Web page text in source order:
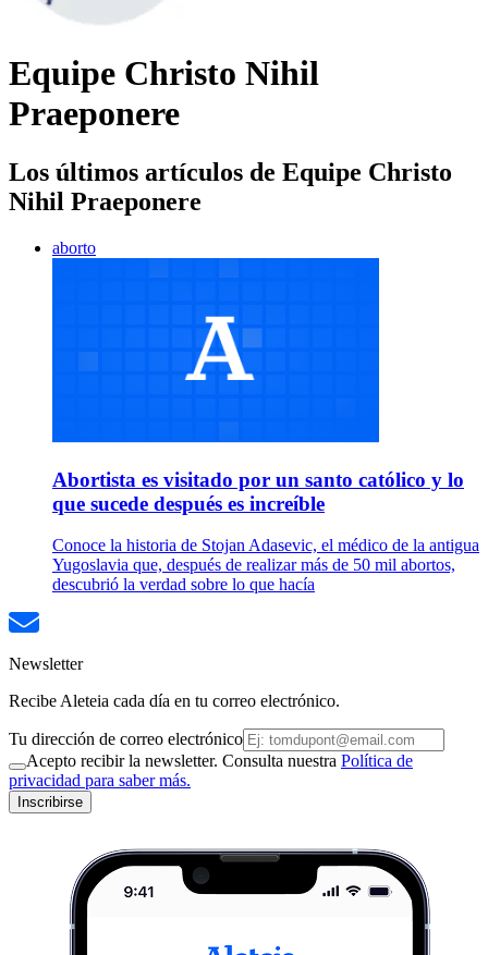
Equipe Christo Nihil
Praeponere
Los últimos artículos de Equipe Christo
Nihil Praeponere
aborto
Abortista es visitado por un santo católico y lo
que sucede después es increíble
Conoce la historia de Stojan Adasevic, el médico de la antigua
Yugoslavia que, después de realizar más de 50 mil abortos,
descubrió la verdad sobre lo que hacía
Newsletter
Recibe Aleteia cada día en tu correo electrónico.
Tu dirección de correo electrónico
Acepto recibir la newsletter. Consulta nuestra Política de
privacidad para saber más.
Inscribirse